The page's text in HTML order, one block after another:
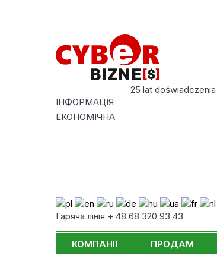
25 lat doświadczenia
ІНФОРМАЦІЯ
ЕКОНОМІЧНА
Гаряча лінія + 48 68 320 93 43
КОМПАНІЇ ПРОДАМ